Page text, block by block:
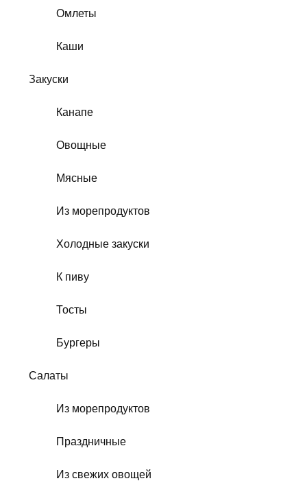
Омлеты
Каши
Закуски
Канапе
Овощные
Мясные
Из морепродуктов
Холодные закуски
К пиву
Тосты
Бургеры
Салаты
Из морепродуктов
Праздничные
Из свежих овощей